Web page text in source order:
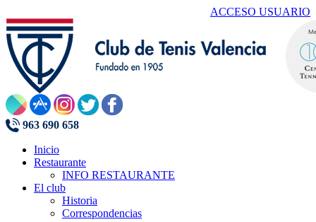
ACCESO USUARIO
963 690 658
Inicio
Restaurante
INFO RESTAURANTE
El club
Historia
Correspondencias